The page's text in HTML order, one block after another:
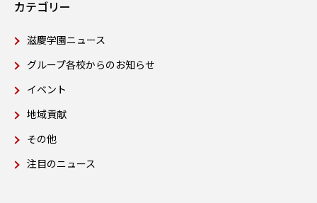
カテゴリー
滋慶学園ニュース
グループ各校からのお知らせ
イベント
地域貢献
その他
注目のニュース